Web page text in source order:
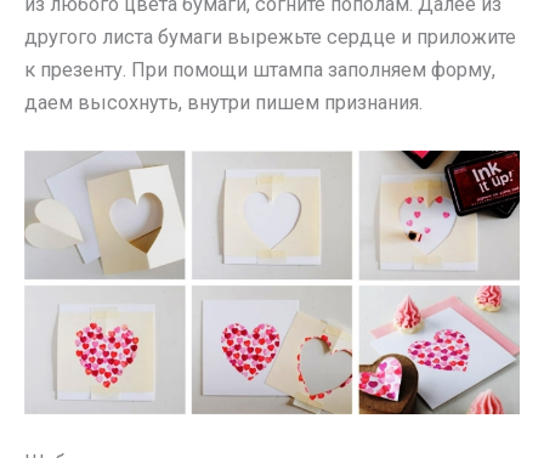
другого листа бумаги вырежьте сердце и приложите
к презенту. При помощи штампа заполняем форму,
даем высохнуть, внутри пишем признания.